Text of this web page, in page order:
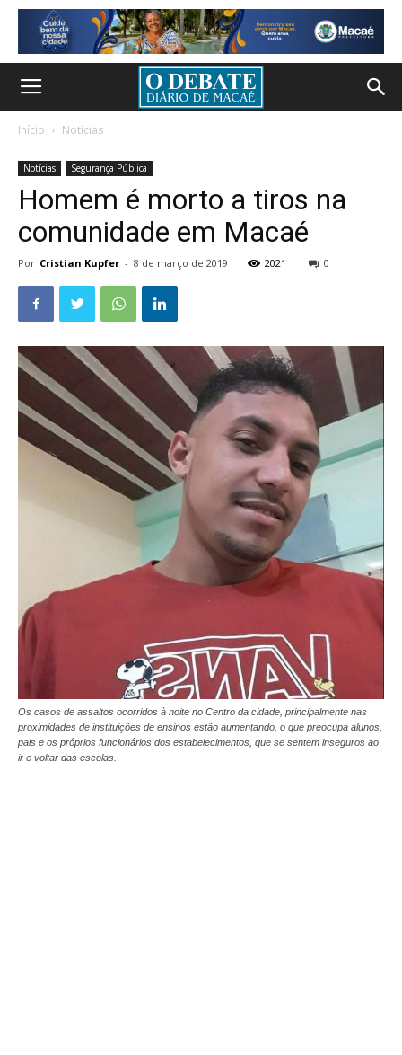
Início Notícias
Notícias Segurança Pública
Homem é morto a tiros na
comunidade em Macaé
Por Cristian Kupfer - 8 de março de 2019 2021 0
Os casos de assaltos ocorridos à noite no Centro da cidade, principalmente nas
proximidades de instituições de ensinos estão aumentando, o que preocupa alunos,
pais e os próprios funcionários dos estabelecimentos, que se sentem inseguros ao
ir e voltar das escolas.